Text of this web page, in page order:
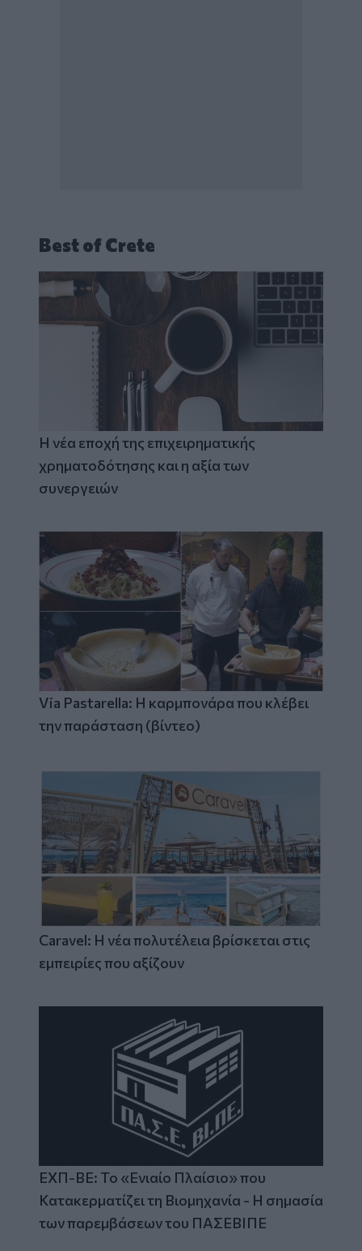
Best of Crete
Η νέα εποχή της επιχειρηματικής
χρηματοδότησης και η αξία των
συνεργειών
Via Pastarella: Η καρμπονάρα που κλέβει
την παράσταση (βίντεο)
Caravel: Η νέα πολυτέλεια βρίσκεται στις
εμπειρίες που αξίζουν
ΕΧΠ-ΒΕ: Το «Ενιαίο Πλαίσιο» που
Κατακερματίζει τη Βιομηχανία - Η σημασία
των παρεμβάσεων του ΠΑΣΕΒΙΠΕ